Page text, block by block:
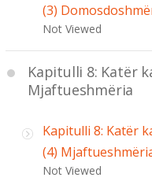
(3)
Not Viewed
Kapitulli 8: Katër
Mjaftueshmëria
Kapitulli 8: Katër
(4)
Not Viewed